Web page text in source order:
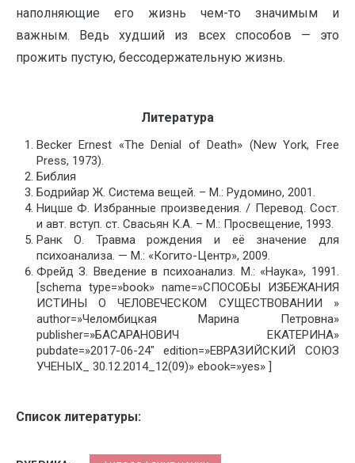
наполняющие его жизнь чем-то значимым и
важным. Ведь худший из всех способов — это
прожить пустую, бессодержательную жизнь.
Литература
Becker Ernest «The Denial of Death» (New York, Free
Press, 1973).
Библия
Бодрийар Ж. Система вещей. – М.: Рудомино, 2001.
Ницше Ф. Избранные произведения. / Перевод. Сост.
и авт. вступ. ст. Свасьян К.А. – М.: Просвещение, 1993.
Ранк О. Травма рождения и её значение для
психоанализа. — М.: «Когито-Центр», 2009.
Фрейд З. Введение в психоанализ. М.: «Наука», 1991.
[schema type=»book» name=»СПОСОБЫ ИЗБЕЖАНИЯ
ИСТИНЫ О ЧЕЛОВЕЧЕСКОМ СУЩЕСТВОВАНИИ »
author=»Челомбицкая Марина Петровна»
publisher=»БАСАРАНОВИЧ ЕКАТЕРИНА»
pubdate=»2017-06-24″ edition=»ЕВРАЗИЙСКИЙ СОЮЗ
УЧЕНЫХ_ 30.12.2014_12(09)» ebook=»yes» ]
Список литературы: